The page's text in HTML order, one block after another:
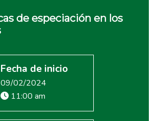
de especiación en los
Fecha de inicio
09/02/2024
11:00 am